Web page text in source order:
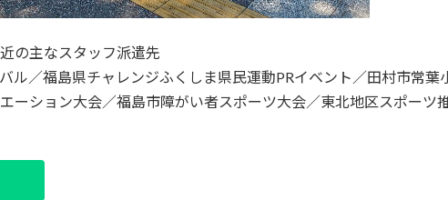
の主なスタッフ派遣先
ル／福島県チャレンジふくしま県民運動PRイベント／田村市常葉
ーション大会／福島市障がい者スポーツ大会／東北地区スポーツ